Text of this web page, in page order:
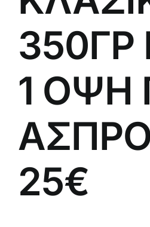
1 ΟΨΗ
25€